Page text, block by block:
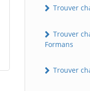
Trouver
Trouver
Formans
Trouver